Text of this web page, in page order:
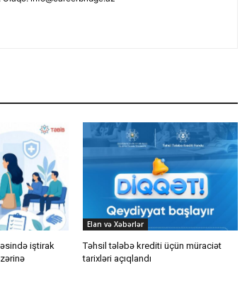
iştirak
Elan və Xəbərlər
Təhsil tələbə krediti üçün müraciət
tarixləri açıqlandı